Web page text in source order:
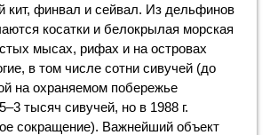
кит, финвал и сейвал. Из дельфинов
косатки и белокрылая морская
мысах, рифах и на островах
в том числе сотни сивучей (до
на охраняемом побережье
тысяч сивучей, но в 1988 г.
сокращение). Важнейший объект